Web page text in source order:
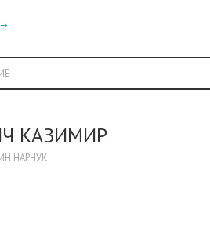
→
КАЗИМИР
НАРЧУК